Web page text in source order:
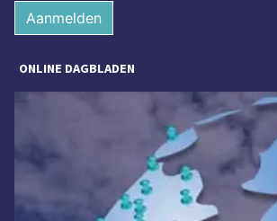
Aanmelden
ONLINE DAGBLADEN